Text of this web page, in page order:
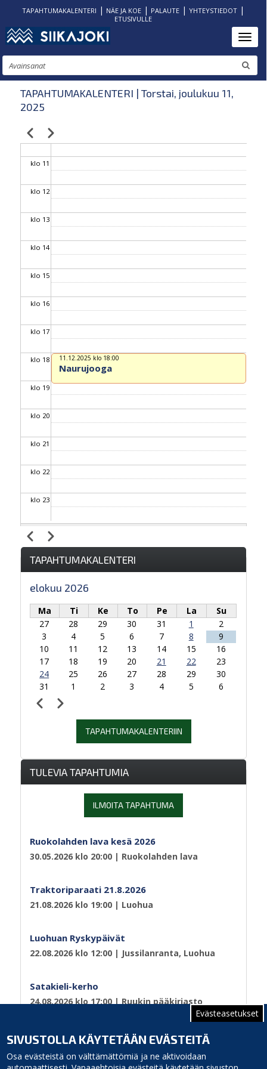
Evästeasetukset
SIVUSTOLLA KÄYTETÄÄN EVÄSTEITÄ
Osa evästeistä on välttämättömiä ja ne aktivoidaan
Hyppää
pääsisältöön
TAPAHTUMAKALENTERI | NÄE JA KOE| PALAUTE| YHTEYSTIEDOT|
ETUSIVULLE
Etsi
TAPAHTUMAKALENTERI | Torstai, joulukuu 11,
2025
Sivutus
EdellinenSeuraava
klo 08
klo 09
klo 10
klo 11
klo 12
klo 13
klo 14
klo 15
klo 16
klo 17
klo 18
klo 19
klo 20
klo 21
klo 22
klo 23
11.12.2025 klo 18:00
Naurujooga
Sivutus
EdellinenSeuraava
TAPAHTUMAKALENTERI
elokuu 2026
Ma Ti Ke To Pe La
Su
27
28 29 30 31 1
2
3
4 5 6 7 8
9
10
11 12 13 14 15
16
17
18 19 20 21 22
23
24
25 26 27 28 29
30
31
1 2 3 4 5
6
Sivutus
EdellinenSeuraava
TAPAHTUMAKALENTERIIN
TULEVIA TAPAHTUMIA
ILMOITA TAPAHTUMA
Ruokolahden lava kesä 2026
30.05.2026 klo 20:00 | Ruokolahden lava
Traktoriparaati 21.8.2026
21.08.2026 klo 19:00 | Luohua
Luohuan Ryskypäivät
22.08.2026 klo 12:00 | Jussilanranta, Luohua
Satakieli-kerho
24.08.2026 klo 17:00| Ruukin pääkirjasto
Sivu 1